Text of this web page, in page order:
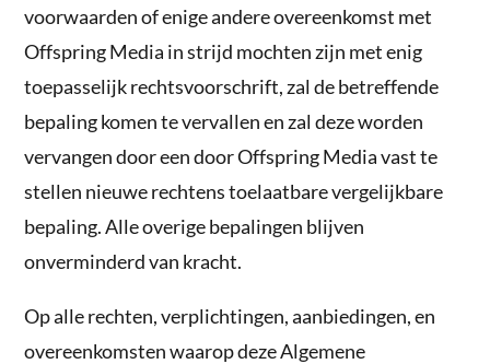
voorwaarden of enige andere overeenkomst met
Offspring Media in strijd mochten zijn met enig
toepasselijk rechtsvoorschrift, zal de betreffende
bepaling komen te vervallen en zal deze worden
vervangen door een door Offspring Media vast te
stellen nieuwe rechtens toelaatbare vergelijkbare
bepaling. Alle overige bepalingen blijven
onverminderd van kracht.
Op alle rechten, verplichtingen, aanbiedingen, en
overeenkomsten waarop deze Algemene